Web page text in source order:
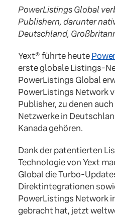
PowerListings Global
Publishern, darunter
Deutschland,
Yext® führte heute
erste globale Listings-
PowerListings Global
PowerListings Network
Publisher, zu denen
Netzwerke in
Kanada gehören.
Dank der patentierten
Technologie von Yext
Global die Turbo-
Direktintegrationen
PowerListings Network
gebracht hat, jetzt